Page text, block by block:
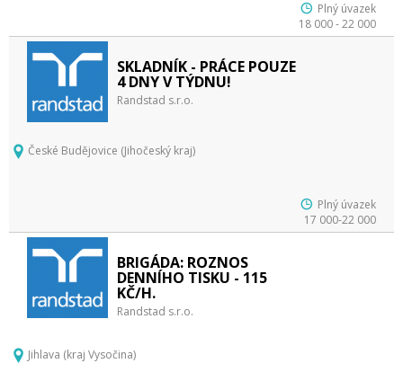
Plný úvazek
18 000 - 22 000
SKLADNÍK - PRÁCE POUZE
4 DNY V TÝDNU!
Randstad s.r.o.
České Budějovice (Jihočeský kraj)
Plný úvazek
17 000-22 000
BRIGÁDA: ROZNOS
DENNÍHO TISKU - 115
KČ/H.
Randstad s.r.o.
Jihlava (kraj Vysočina)